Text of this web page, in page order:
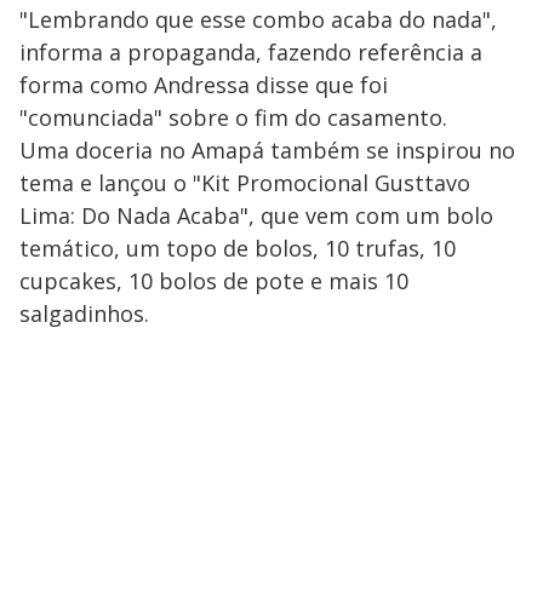
"Lembrando que esse combo acaba do nada",
informa a propaganda, fazendo referência a
forma como Andressa disse que foi
"comunciada" sobre o fim do casamento.
Uma doceria no Amapá também se inspirou no
tema e lançou o "Kit Promocional Gusttavo
Lima: Do Nada Acaba", que vem com um bolo
temático, um topo de bolos, 10 trufas, 10
cupcakes, 10 bolos de pote e mais 10
salgadinhos.